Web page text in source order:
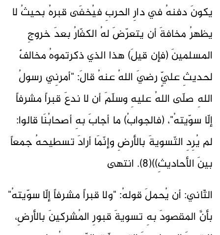
يكونَ دفنهُ في دارِ الحربِ فيُخفَى قبرهُ بحيثُ لا
يظهرُ مخافةَ أن يتعرّضَ لهُ الكفّارُ بعدَ خروجِ
المسلمينَ (فإن قيلَ) هذا الذي ذكرتموهُ مخالفٌ
لحديثِ عليٍّ رضيَ اللهُ عنهُ قالَ: "أمرنِي رسولُ
اللهِ صلّى اللهُ عليهِ وسلّمَ أن لا ندعَ قبراً مشرفاً
إلّا سوّيتهُ"، (فالجوابُ) ما أجابَ بهِ أصحابُنَا قالوا:
لم يُرِدِ التّسويةَ بالأرضِ وإنّمَا أرادَ تسطيحهُ جمعاً
بينَ الأحاديثِ))(8). انتهى
الثّاني: أن يُحملَ قولهُ: "ولا قبراً مشرفاً إلّا سوّيتهُ"
بأنَّ المقصودَ بهِ تسويةَ قبورِ المُشركينَ بالأرضِ،